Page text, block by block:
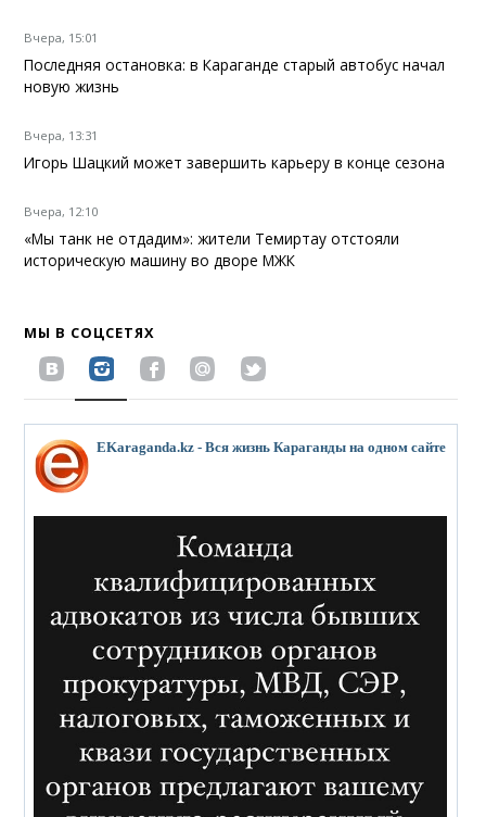
Вчера, 15:01
Последняя остановка: в Караганде старый автобус начал
новую жизнь
Вчера, 13:31
Игорь Шацкий может завершить карьеру в конце сезона
Вчера, 12:10
«Мы танк не отдадим»: жители Темиртау отстояли
историческую машину во дворе МЖК
МЫ В СОЦСЕТЯХ
EKaraganda.kz - Вся жизнь Караганды на одном сайте